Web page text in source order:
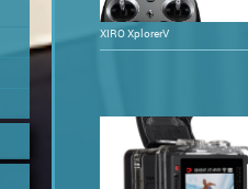
XIRO XplorerV